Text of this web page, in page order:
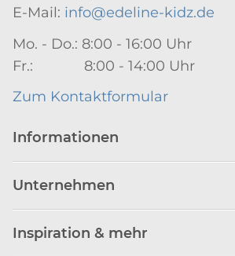
E-Mail: info@edeline-kidz.de
Mo. - Do.: 8:00 - 16:00 Uhr
Fr.: 8:00 - 14:00 Uhr
Zum Kontaktformular
Informationen
Unternehmen
Inspiration & mehr